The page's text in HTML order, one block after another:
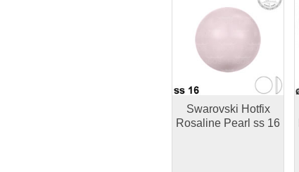
Swarovski Hotfix
Rosaline Pearl ss 16